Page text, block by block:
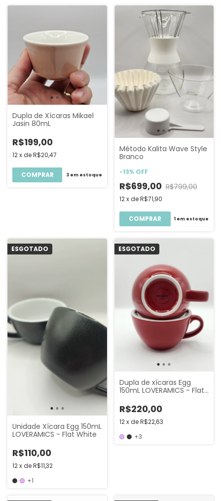
Dupla de Xícaras Mikael
Jasin 80mL
R$199,00
12xdeR$20,47
COMPRAR 3em estoque
Método Kalita Wave Style
Branco
-13% OFF
R$699,00 R$799,00
12 xdeR$71,90
1 em estoque
ESGOTADO
Unidade Xícara Egg 150mL
LOVERAMICS - Flat White
R$110,00
12xdeR$11,32
+1
ESGOTADO
Dupla de xícaras Egg
150mL LOVERAMICS - Flat
R$220,00
12 xdeR$22,63
+3